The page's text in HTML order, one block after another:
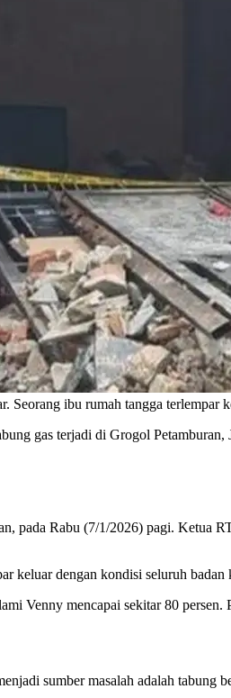
Seorang ibu rumah tangga
gas terjadi di Grogol
pada Rabu (7/1/2026) pagi. Ketua
keluar dengan kondisi seluruh
Venny mencapai sekitar 80
sumber masalah adalah